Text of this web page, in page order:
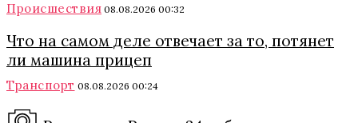
Происшествия 08.08.2026 00:32
Что на самом деле отвечает за то, потянет
ли машина прицеп
Транспорт 08.08.2026 00:24